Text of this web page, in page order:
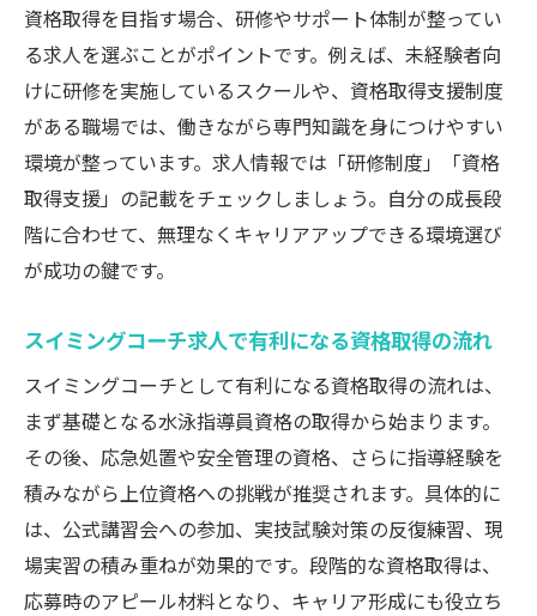
指導現場で使えるスイミングコーチ求人の
知恵と工夫
スイミングコーチ求人に役立つ実務的な商
品知識
現場対応に強いスイミングコーチ求人の習
得ポイント
スイミングコーチ求人で学ぶ現場トラブル
対処法
商品知識と現場力が活きるスイミングコー
チ求人
スイミングコーチ求人で差がつく資格取得の秘
訣
スイミングコーチ求人で資格取得を成功さ
せる秘訣
資格取得で一歩リードするスイミングコー
チ求人の選び方
資格取得を目指す場合、研修やサポート体制が整ってい
る求人を選ぶことがポイントです。例えば、未経験者向
けに研修を実施しているスクールや、資格取得支援制度
がある職場では、働きながら専門知識を身につけやすい
環境が整っています。求人情報では「研修制度」「資格
取得支援」の記載をチェックしましょう。自分の成長段
階に合わせて、無理なくキャリアアップできる環境選び
が成功の鍵です。
スイミングコーチ求人で有利になる資格取得の流れ
スイミングコーチとして有利になる資格取得の流れは、
まず基礎となる水泳指導員資格の取得から始まります。
その後、応急処置や安全管理の資格、さらに指導経験を
積みながら上位資格への挑戦が推奨されます。具体的に
は、公式講習会への参加、実技試験対策の反復練習、現
場実習の積み重ねが効果的です。段階的な資格取得は、
応募時のアピール材料となり、キャリア形成にも役立ち